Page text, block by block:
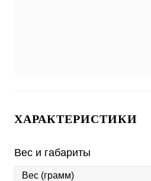
ХАРАКТЕРИСТИКИ
Вес и габариты
Вес (грамм)